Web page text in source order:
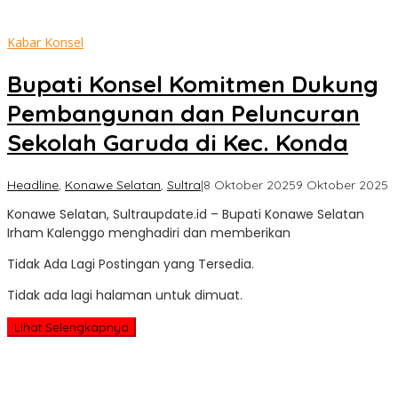
Kabar Konsel
Bupati Konsel Komitmen Dukung
Pembangunan dan Peluncuran
Sekolah Garuda di Kec. Konda
Headline, Konawe Selatan, Sultra|8 Oktober 20259 Oktober 2025
Konawe Selatan, Sultraupdate.id – Bupati Konawe Selatan
Irham Kalenggo menghadiri dan memberikan
Tidak Ada Lagi Postingan yang Tersedia.
Tidak ada lagi halaman untuk dimuat.
Lihat Selengkapnya